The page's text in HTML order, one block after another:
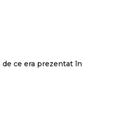
ce era prezentat în